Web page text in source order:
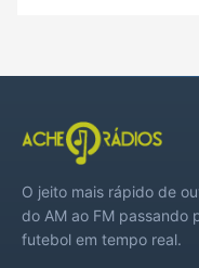
O jeito mais rápido de
do AM ao FM passando
futebol em tempo real.